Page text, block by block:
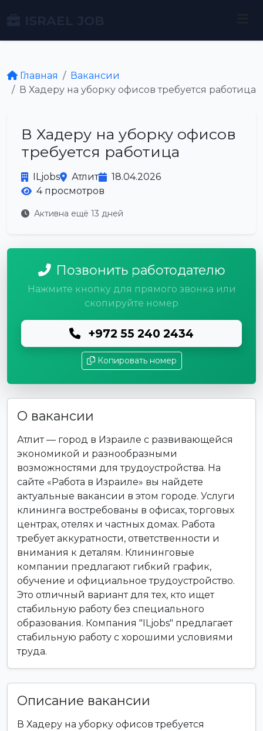
Главная
Вакансии
В Хадеру на уборку офисов требуется работица
В Хадеру на уборку офисов
требуется работица
ILjobs Атлит
18.04.2026
4 просмотров
Активна ещё 13 дней
Позвонить работодателю
Нажмите кнопку для прямого звонка или
скопируйте номер
+972 55 240 2434
Копировать номер
О вакансии
Атлит — город в Израиле с развивающейся
экономикой и разнообразными
возможностями для трудоустройства. На
сайте «Работа в Израиле» вы найдете
актуальные вакансии в этом городе. Услуги
клининга востребованы в офисах, торговых
центрах, отелях и частных домах. Работа
требует аккуратности, ответственности и
внимания к деталям. Клининговые
компании предлагают гибкий график,
обучение и официальное трудоустройство.
Это отличный вариант для тех, кто ищет
стабильную работу без специального
образования. Компания "ILjobs" предлагает
стабильную работу с хорошими условиями
труда.
Описание вакансии
В Хадеру на уборку офисов требуется